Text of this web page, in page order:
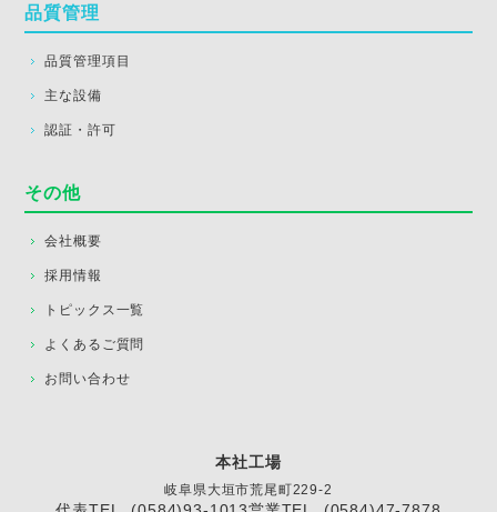
品質管理
品質管理項目
主な設備
認証・許可
その他
会社概要
採用情報
トピックス一覧
よくあるご質問
お問い合わせ
本社工場
岐阜県大垣市荒尾町229-2